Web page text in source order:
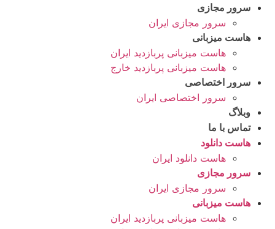
سرور مجازی
سرور مجازی ایران
هاست میزبانی
هاست میزبانی پربازدید ایران
هاست میزبانی پربازدید خارج
سرور اختصاصی
سرور اختصاصی ایران
وبلاگ
تماس با ما
هاست دانلود
هاست دانلود ایران
سرور مجازی
سرور مجازی ایران
هاست میزبانی
هاست میزبانی پربازدید ایران